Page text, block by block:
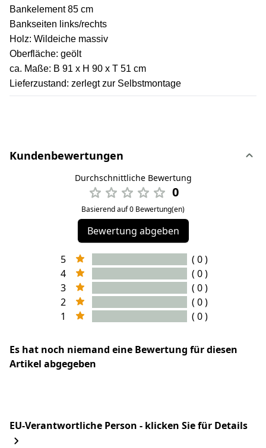
Bankelement 85 cm
Bankseiten links/rechts
Holz: Wildeiche massiv
Oberfläche: geölt
ca. Maße: B 91 x H 90 x T 51 cm
Lieferzustand: zerlegt zur Selbstmontage
Kundenbewertungen
Durchschnittliche Bewertung
0
Basierend auf 0 Bewertung(en)
Bewertung abgeben
5
( 0 )
4
( 0 )
3
( 0 )
2
( 0 )
1
( 0 )
Es hat noch niemand eine Bewertung für diesen
Artikel abgegeben
EU-Verantwortliche Person - klicken Sie für Details